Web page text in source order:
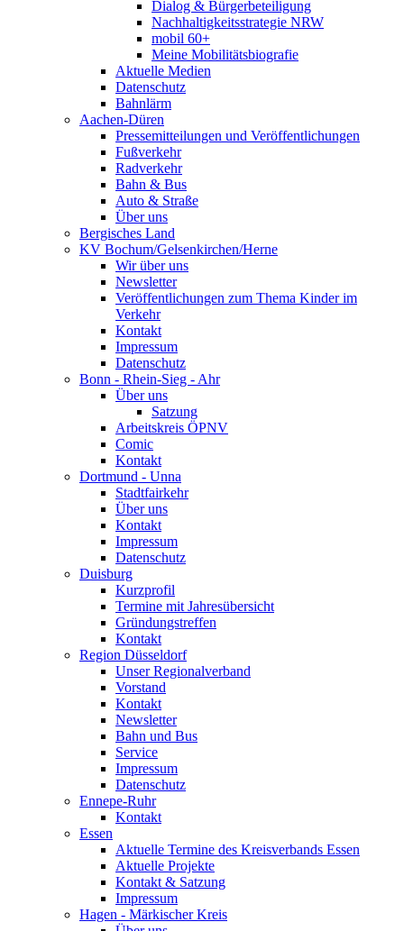
Dialog & Bürgerbeteiligung
Nachhaltigkeitsstrategie NRW
mobil 60+
Meine Mobilitätsbiografie
Aktuelle Medien
Datenschutz
Bahnlärm
Aachen-Düren
Pressemitteilungen und Veröffentlichungen
Fußverkehr
Radverkehr
Bahn & Bus
Auto & Straße
Über uns
Bergisches Land
KV Bochum/Gelsenkirchen/Herne
Wir über uns
Newsletter
Veröffentlichungen zum Thema Kinder im
Verkehr
Kontakt
Impressum
Datenschutz
Bonn - Rhein-Sieg - Ahr
Über uns
Satzung
Arbeitskreis ÖPNV
Comic
Kontakt
Dortmund - Unna
Stadtfairkehr
Über uns
Kontakt
Impressum
Datenschutz
Duisburg
Kurzprofil
Termine mit Jahresübersicht
Gründungstreffen
Kontakt
Region Düsseldorf
Unser Regionalverband
Vorstand
Kontakt
Newsletter
Bahn und Bus
Service
Impressum
Datenschutz
Ennepe-Ruhr
Kontakt
Essen
Aktuelle Termine des Kreisverbands Essen
Aktuelle Projekte
Kontakt & Satzung
Impressum
Hagen - Märkischer Kreis